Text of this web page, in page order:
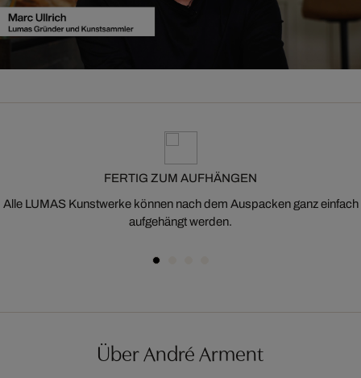
FERTIG ZUM AUFHÄNGEN
Alle LUMAS Kunstwerke können nach dem Auspacken ganz einfach
aufgehängt werden.
Über André Arment